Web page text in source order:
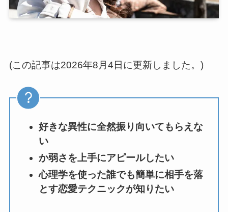
(この記事は2026年8月4日に更新しました。)
好きな異性に全然振り向いてもらえな
い
か弱さを上手にアピールしたい
心理学を使った誰でも簡単に相手を落
とす恋愛テクニックが知りたい